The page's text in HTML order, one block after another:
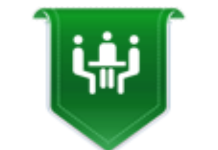
Événementiels
Prêts Immobiliers